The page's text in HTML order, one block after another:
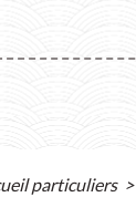
particuliers >